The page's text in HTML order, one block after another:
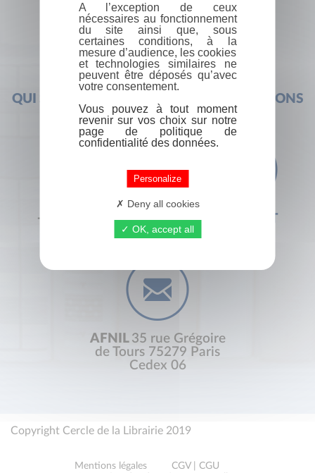
QUI SOMMES-NOUS ? FOIRE AUX QUESTIONS
+33 (0) 1 44 41 29 19 CONTACT
AFNIL 35 rue Grégoire
de Tours 75279 Paris
Cedex 06
Copyright Cercle de la Librairie 2019
Mentions légales
CGV | CGU
A l’exception de ceux
nécessaires au fonctionnement
du site ainsi que, sous
certaines conditions, à la
mesure d’audience, les cookies
et technologies similaires ne
peuvent être déposés qu’avec
votre consentement.
Vous pouvez à tout moment
revenir sur vos choix sur notre
page de politique de
confidentialité des données.
Personalize
Deny all cookies
OK, accept all